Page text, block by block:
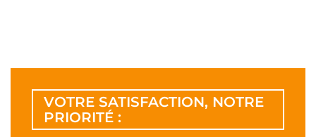
VOTRE SATISFACTION, NOTRE
PRIORITÉ :